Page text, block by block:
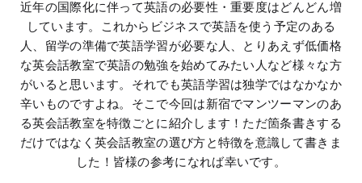
近年の国際化に伴って英語の必要性・重要度はどんどん増
しています。これからビジネスで英語を使う予定のある
人、留学の準備で英語学習が必要な人、とりあえず低価格
な英会話教室で英語の勉強を始めてみたい人など様々な方
がいると思います。それでも英語学習は独学ではなかなか
辛いものですよね。そこで今回は新宿でマンツーマンのあ
る英会話教室を特徴ごとに紹介します！ただ箇条書きする
だけではなく英会話教室の選び方と特徴を意識して書きま
した！皆様の参考になれば幸いです。